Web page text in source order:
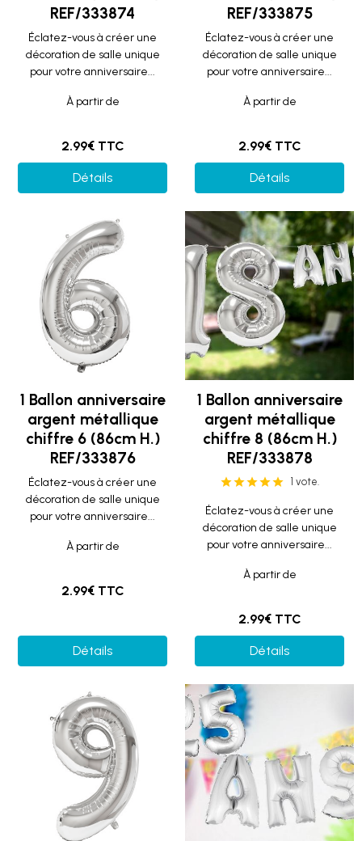
REF/333874
Éclatez-vous à créer une
décoration de salle unique
pour votre anniversaire...
À partir de
2.99€ TTC
Détails
REF/333875
Éclatez-vous à créer une
décoration de salle unique
pour votre anniversaire...
À partir de
2.99€ TTC
Détails
1 Ballon anniversaire
argent métallique
chiffre 6 (86cm H.)
REF/333876
Éclatez-vous à créer une
décoration de salle unique
pour votre anniversaire...
À partir de
2.99€ TTC
Détails
1 Ballon anniversaire
argent métallique
chiffre 8 (86cm H.)
REF/333878
1 vote.
Éclatez-vous à créer une
décoration de salle unique
pour votre anniversaire...
À partir de
2.99€ TTC
Détails